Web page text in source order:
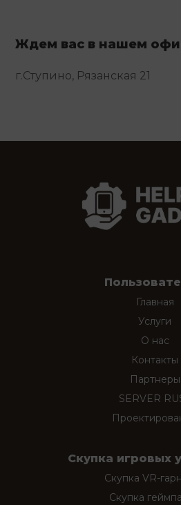
Ждем вас в нашем
г.Ступино, Рязанская 21
Главная
Услуги
О нас
Контакты
Партнеры
SERVER
Скупка игровых
Скупка VR-
Скупка